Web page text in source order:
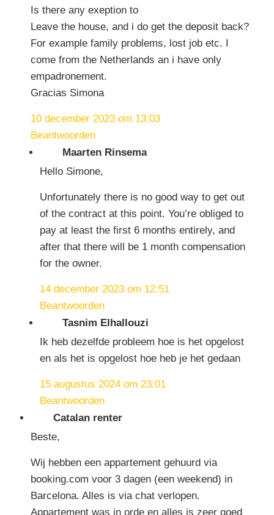
Is there any exeption to
Leave the house, and i do get the deposit back?
For example family problems, lost job etc. I
come from the Netherlands an i have only
empadronement.
Gracias Simona
10 december 2023 om 13:03
Beantwoorden
Maarten Rinsema
Hello Simone,
Unfortunately there is no good way to get out
of the contract at this point. You’re obliged to
pay at least the first 6 months entirely, and
after that there will be 1 month compensation
for the owner.
14 december 2023 om 12:51
Beantwoorden
Tasnim Elhallouzi
Ik heb dezelfde probleem hoe is het opgelost
en als het is opgelost hoe heb je het gedaan
15 augustus 2024 om 23:01
Beantwoorden
Catalan renter
Beste,
Wij hebben een appartement gehuurd via
booking.com voor 3 dagen (een weekend) in
Barcelona. Alles is via chat verlopen.
Appartement was in orde en alles is zeer goed